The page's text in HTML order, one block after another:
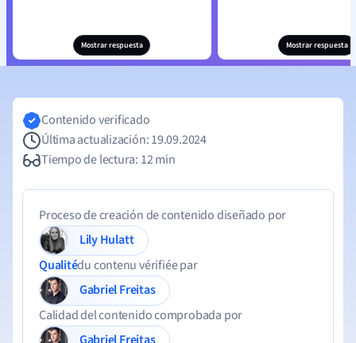
Mostrar respuesta Mostrar respuesta
Contenido verificado
Última actualización: 19.09.2024
Tiempo de lectura: 12 min
Proceso de creación de contenido diseñado por
Lily Hulatt
Qualitédu contenu vérifiée par
Gabriel Freitas
Calidad del contenido comprobada por